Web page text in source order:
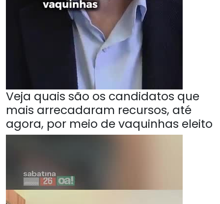
Veja quais são os candidatos que
mais arrecadaram recursos, até
agora, por meio de vaquinhas eleito